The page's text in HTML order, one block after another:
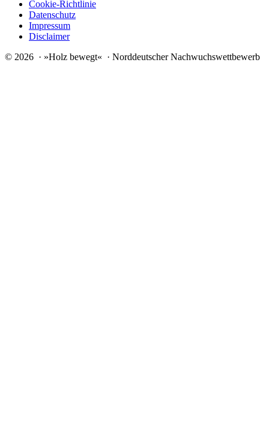
Cookie-Richtlinie
Datenschutz
Impressum
Disclaimer
© 2026 · »Holz bewegt« · Norddeutscher Nachwuchswettbewerb